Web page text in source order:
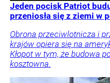
Jeden pocisk Patriot
przeniosła się z ziemi w
Obrona przeciwlotnicza i
krajów opiera się na
Kłopot w tym, że budowa
kosztowna.